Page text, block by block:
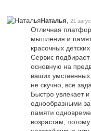
Наталья 21
Отличная
мышления и
красочных детских
Сервис
основную на
ваших
не скучно, все
Быстро увлекает
однообразными
памяти
возрастам,